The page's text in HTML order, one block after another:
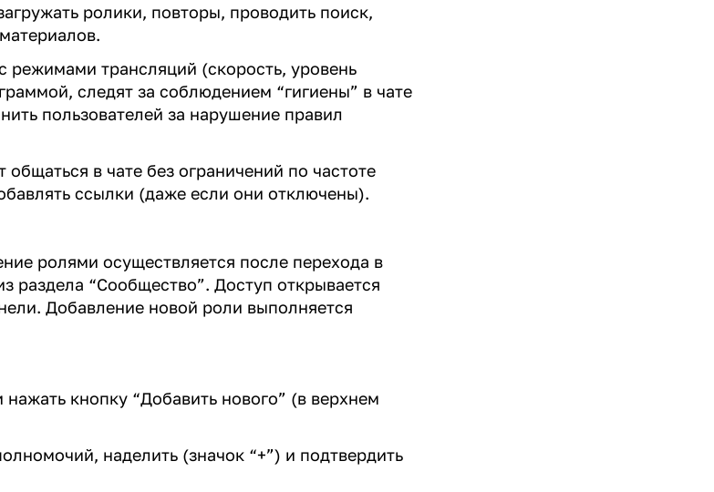
ролики, повторы, проводить поиск,
режимами трансляций (скорость, уровень
следят за соблюдением “гигиены” в чате
пользователей за нарушение правил
общаться в чате без ограничений по частоте
ссылки (даже если они отключены).
ролями осуществляется после перехода в
раздела “Сообщество”. Доступ открывается
Добавление новой роли выполняется
нажать кнопку “Добавить нового” (в верхнем
наделить (значок “+”) и подтвердить